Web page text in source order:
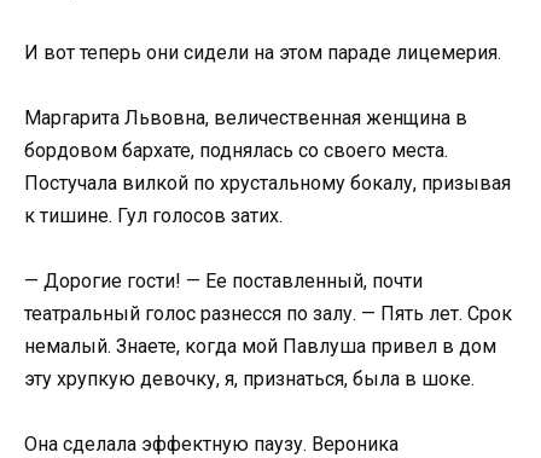
И вот теперь они сидели на этом параде лицемерия.
Маргарита Львовна, величественная женщина в
бордовом бархате, поднялась со своего места.
Постучала вилкой по хрустальному бокалу, призывая
к тишине. Гул голосов затих.
— Дорогие гости! — Ее поставленный, почти
театральный голос разнесся по залу. — Пять лет. Срок
немалый. Знаете, когда мой Павлуша привел в дом
эту хрупкую девочку, я, признаться, была в шоке.
Она сделала эффектную паузу. Вероника